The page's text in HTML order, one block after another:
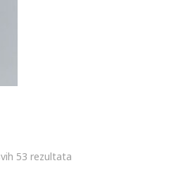
53 rezultata